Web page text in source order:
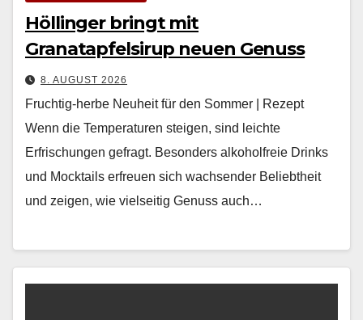
Höllinger bringt mit
Granatapfelsirup neuen Genuss
8. AUGUST 2026
Fruchtig-herbe Neuheit für den Sommer | Rezept
Wenn die Tem­per­a­turen steigen, sind leichte
Erfrischun­gen gefragt. Beson­ders alko­hol­freie Drinks
und Mock­tails erfreuen sich wach­sender Beliebtheit
und zeigen, wie viel­seit­ig Genuss auch…